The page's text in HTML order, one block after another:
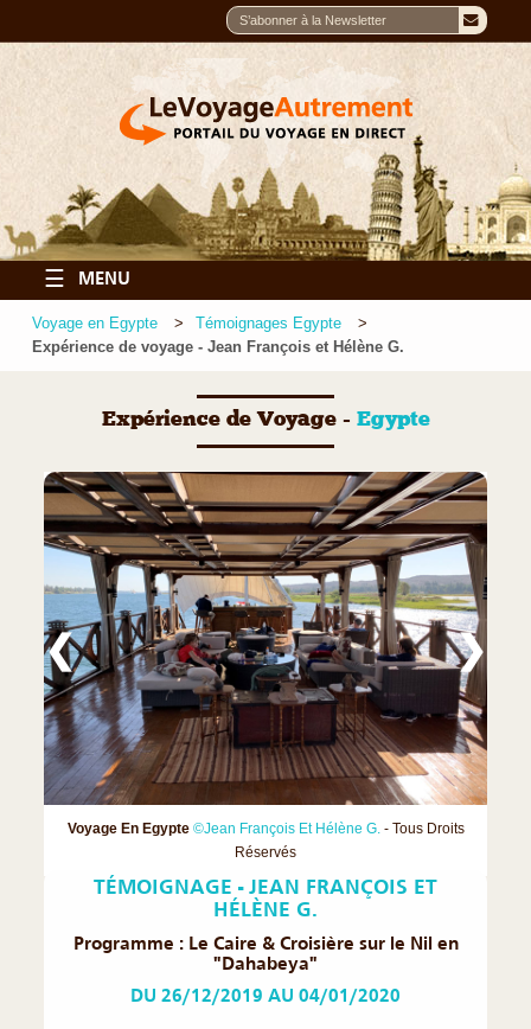
☰ MENU
Voyage en Egypte
Témoignages Egypte
Expérience de voyage - Jean François et Hélène G.
Expérience de Voyage - Egypte
Voyage En Egypte ©Jean François Et Hélène G. - Tous Droits
Réservés
❮ ❯
TÉMOIGNAGE - JEAN FRANÇOIS ET
HÉLÈNE G.
Programme : Le Caire & Croisière sur le Nil en
"Dahabeya"
DU 26/12/2019 AU 04/01/2020